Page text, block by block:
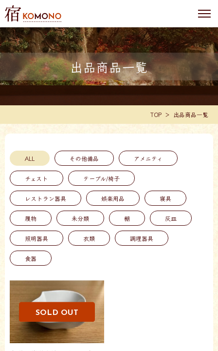
出品商品一覧
TOP 出品商品一覧
ALL その他備品 アメニティ
チェスト テーブル/椅子
レストラン器具 娯楽用品 寝具
履物 未分類 棚 灰皿
照明器具 衣類 調理器具
食器